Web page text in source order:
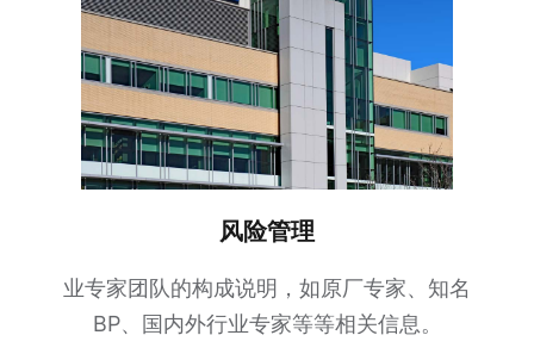
风险管理
业专家团队的构成说明，如原厂专家、知名
BP、国内外行业专家等等相关信息。